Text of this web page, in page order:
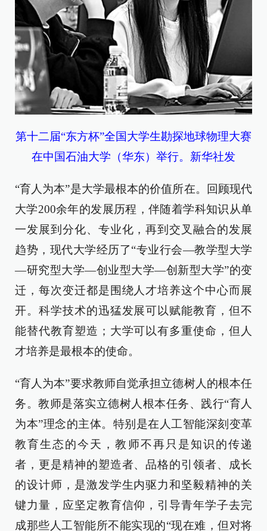
第十二届“东方杯”全国大学生勘探地球物理大赛
在中国石油大学（华东）举行。新华社发
“育人为本”是大学最根本的价值所在。回顾现代
大学200余年的发展历程，伴随着学科知识从单
一发展到分化、专业化，再到交叉融合的发展
趋势，现代大学经历了“专业行会—教学型大学
—研究型大学—创业型大学—创新型大学”的变
迁，每次变迁都是围绕人才培养这个中心而展
开。科学技术的迅猛发展可以赋能教育，但不
能替代教育塑造；大学可以有多重使命，但人
才培养是最根本的使命。
“育人为本”要求教师自觉承担立德树人的根本任
务。教师是落实立德树人根本任务、践行“育人
为本”理念的主体。特别是在人工智能深刻变革
教育生态的今天，教师不再只是知识的传递
者，更是精神的塑造者、品格的引领者、成长
的设计师，是激发学生内驱力和坚毅精神的关
键力量，应坚定教育信仰，引导青年学子去完
成那些人工智能所不能实现的“现在难，但对将